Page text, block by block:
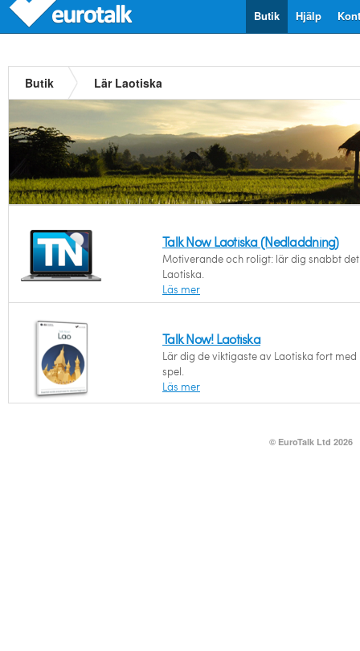
Hjälp
Butik
Butik Lär Laotiska
Talk Now Laotiska (Nedladdning)
Motiverande och roligt: lär dig snabbt
Laotiska.
Läs mer
Talk Now! Laotiska
Lär dig de viktigaste av Laotiska fort
spel.
Läs mer
© EuroTalk Ltd 2026